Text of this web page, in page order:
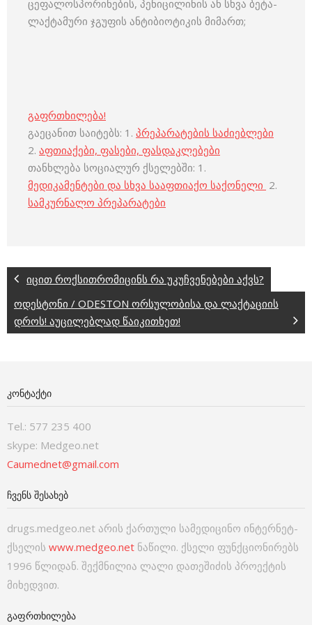
ცეფალოსპორინების, პენიცილინის ან სხვა ბეტა-
ლაქტამური ჯგუფის ანტიბიოტიკის მიმართ;
გაფრთხილება!
გაეცანით საიტებს: 1. პრეპარატების საძიებლები
2. აფთიაქები, ფასები, ფასდაკლებები
თანხლება სოციალურ ქსელებში: 1.
მედიკამენტები და სხვა სააფთიაქო საქონელი 2.
სამკურნალო პრეპარატები
იცით როქსითრომიცინს რა უკუჩვენებები აქვს?
ოდესტონი / ODESTON ორსულობისა და ლაქტაციის
დროს! აუცილებლად წაიკითხეთ!
ᲙᲝᲜᲢᲐᲥᲢᲘ
Tel.: 577 235 400
skype: Medgeo.net
Caumednet@gmail.com
ᲩᲕᲔᲜᲡ ᲨᲔᲡᲐᲮᲔᲑ
drugs.medgeo.net არის ქართული სამედიცინო ინტერნეტ-
ქსელის www.medgeo.net ნაწილი. ქსელი ფუნქციონირებს
1996 წლიდან. შექმნილია ლალი დათეშიძის პროექტის
მიხედვით.
ᲒᲐᲤᲠᲗᲮᲘᲚᲔᲑᲐ